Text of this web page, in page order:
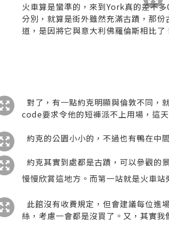
火車算是蠻準的，來到York真的差不
分別，就算是街外雖然充滿古蹟，那
道，是因將它與意大利佛羅倫斯相比了
對了，有一點約克明顯與倫敦不同，
code要求令他的短褲派不上用場，這
約克的公園小小的，不過也有鴨在中
約克其實到處都是古蹟，可以參觀的
慢慢欣賞這地方。而第一站就是火車站
此館沒有收費規定，但會建議每位
絲，考慮一會都是沒買了。又，其實